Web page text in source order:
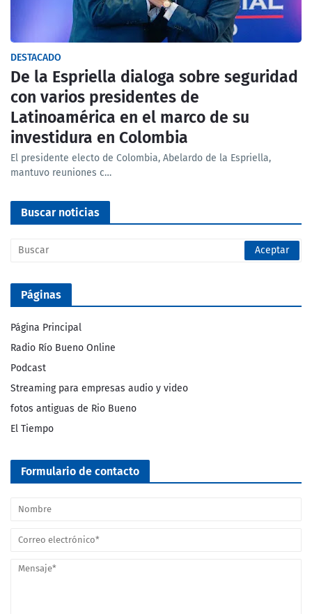
DESTACADO
De la Espriella dialoga sobre seguridad
con varios presidentes de
Latinoamérica en el marco de su
investidura en Colombia
El presidente electo de Colombia, Abelardo de la Espriella,
mantuvo reuniones c…
Buscar noticias
Páginas
Página Principal
Radio Río Bueno Online
Podcast
Streaming para empresas audio y video
fotos antiguas de Rio Bueno
El Tiempo
Formulario de contacto